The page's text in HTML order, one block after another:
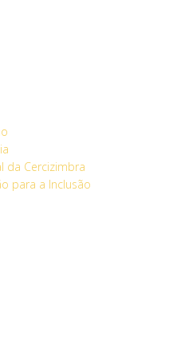
da Cercizimbra
para a Inclusão